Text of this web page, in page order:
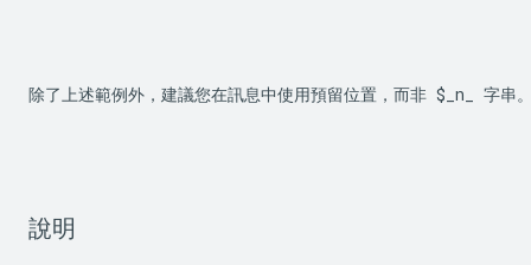
除了上述範例外，建議您在訊息中使用預留位置，而非 $_n_ 字串
說明